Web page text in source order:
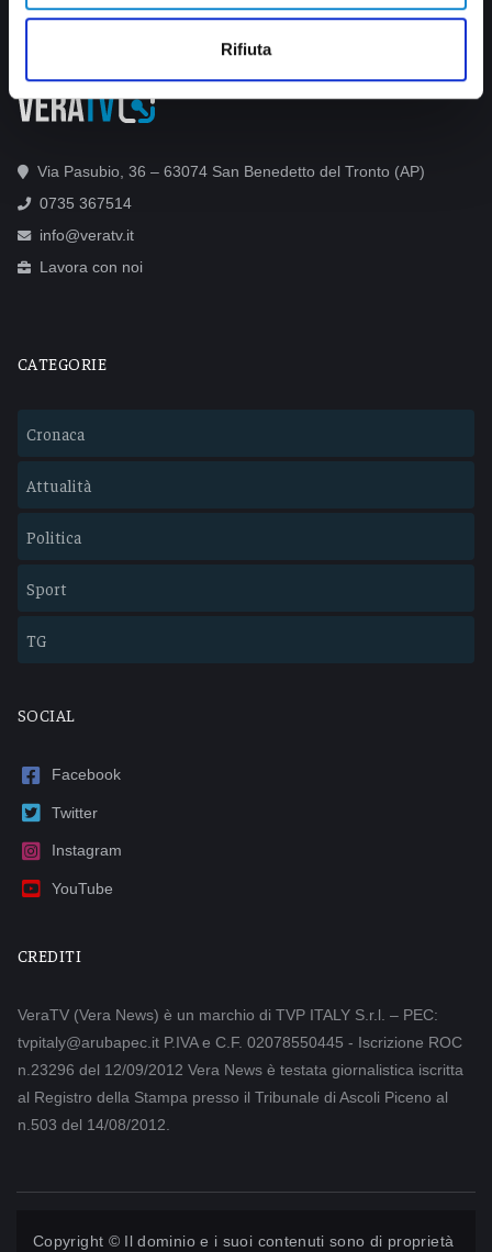
Rifiuta
Via Pasubio, 36 – 63074 San Benedetto del Tronto (AP)
0735 367514
info@veratv.it
Lavora con noi
CATEGORIE
Cronaca
Attualità
Politica
Sport
TG
SOCIAL
Facebook
Twitter
Instagram
YouTube
CREDITI
VeraTV (Vera News) è un marchio di TVP ITALY S.r.l. – PEC:
tvpitaly@arubapec.it P.IVA e C.F. 02078550445 - Iscrizione ROC
n.23296 del 12/09/2012 Vera News è testata giornalistica iscritta
al Registro della Stampa presso il Tribunale di Ascoli Piceno al
n.503 del 14/08/2012.
Copyright © Il dominio e i suoi contenuti sono di proprietà